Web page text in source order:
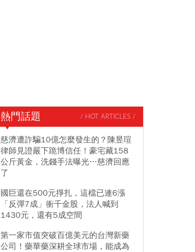
熱門話題 / HOT ARTICLES /
慈濟遭詐騙10億怎麼發生的？陳昱瑄
律師見證嚴下跪博信任！豪宅藏158
公斤黃金，洗錢手法曝光…慈濟回應
了
國巨還在500元掙扎，這檔已連6漲
「反彈7成」衝千金股，法人喊到
1430元，還有5成空間
第一家市值突破百億美元的台灣新藥
公司！藥華藥深耕全球市場，能成為